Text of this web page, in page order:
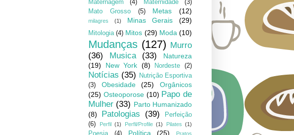
Maternagem (4) Maternidade
(3)
Mato Grosso
(5) Metas (12)
milagres (1) Minas Gerais (29)
Mitologia (4) Mitos (29) Moda (10)
Mudanças (127) Murro
(36)
Musica (33)
Natureza
(19)
New York (8) Nordeste (2)
Notícias (35)
Nutrição Esportiva
(3)
Obesidade (25)
Orgânicos
(25) Osteoporose (10) Papo de
Mulher (33) Parto Humanizado
(8)
Patologias (39)
Perfeição
(6)
Perfil (1) Perfil/Profile (1) Pilates (1)
Poesia (4) Política (25) Pratos